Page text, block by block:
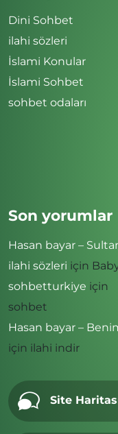
Dini Sohbet
ilahi sözleri
İslami Konular
İslami Sohbet
sohbet odaları
Son yorumlar
Hasan bayar –
ilahi sözleri için
sohbetturkiye için
sohbet
Hasan bayar –
için ilahi indir
Site